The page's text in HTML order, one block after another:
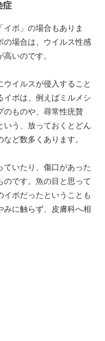
症
ボ」の場合もありま
の場合は、ウイルス性感
いのです。
イルスが侵入すること
イボは、例えばミルメシ
のものや、尋常性疣贅
いう、放っておくとどん
ど数多くあります。
ていたり、傷口があった
のです。魚の目と思って
イボだったということも
みに触らず、皮膚科へ相